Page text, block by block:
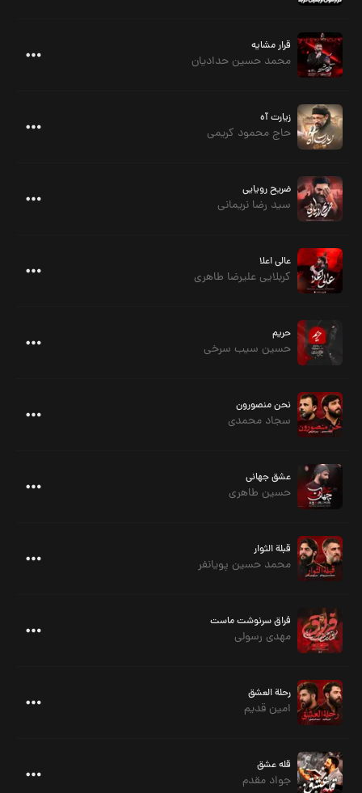
قرار مشایه
محمد حسین حدادیان
زیارت آه
حاج محمود کریمی
ضریح رویایی
سید رضا نریمانی
عالی اعلا
کربلایی علیرضا طاهری
حریم
حسین سیب سرخی
نحن منصورون
سجاد محمدی
عشق جهانی
حسین طاهری
قبلة الثوار
محمد حسین پویانفر
فراق سرنوشت ماست
مهدی رسولی
رحلة العشق
امین قدیم
قله عشق
جواد مقدم